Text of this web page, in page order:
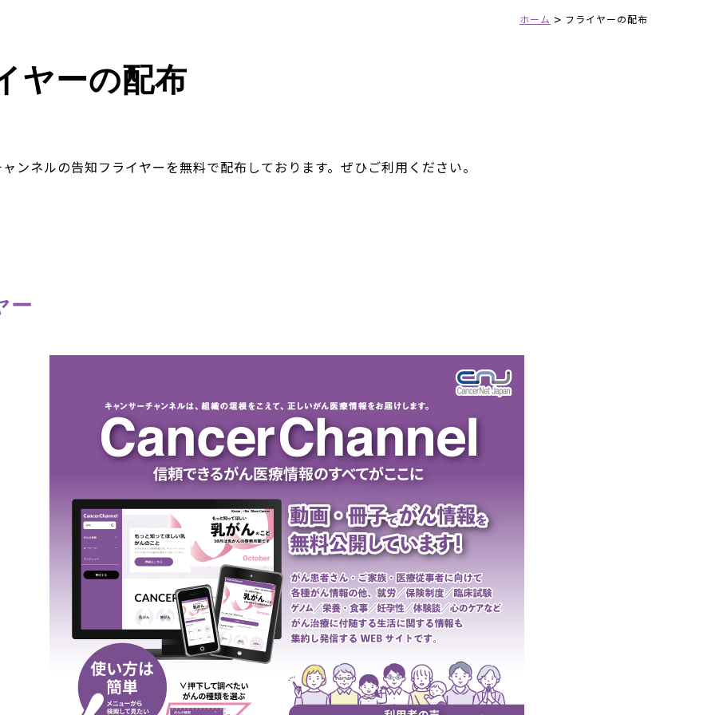
ホーム > フライヤーの配布
ヤーの配布
ンネルの告知フライヤーを無料で配布しております。ぜひご利用ください。
ー